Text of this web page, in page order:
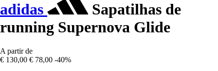
adidas
Sapatilhas de
running Supernova Glide
A partir de
€ 130,00 € 78,00 -40%